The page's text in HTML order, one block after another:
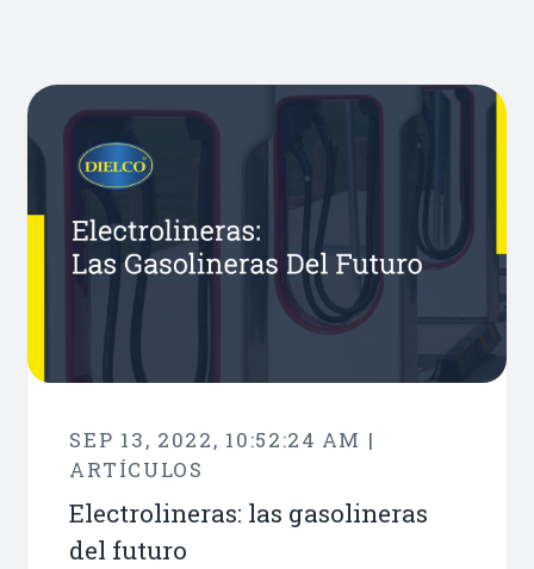
SEP 13, 2022, 10:52:24 AM |
ARTÍCULOS
Electrolineras: las gasolineras
del futuro